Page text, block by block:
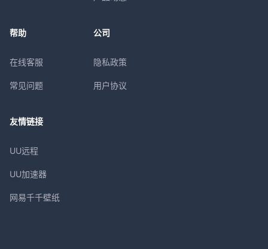
帮助
在线客服
常见问题
公司
隐私政策
用户协议
友情链接
UU远程
UU加速器
网易千千壁纸